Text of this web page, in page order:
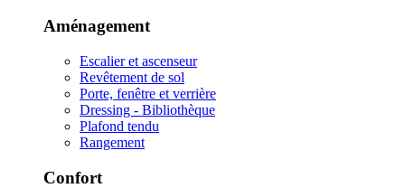
Aménagement
Escalier et ascenseur
Revêtement de sol
Porte, fenêtre et verrière
Dressing - Bibliothèque
Plafond tendu
Rangement
Confort